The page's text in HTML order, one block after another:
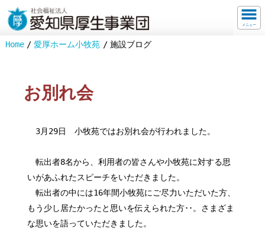
メニュー
Home 愛厚ホーム小牧苑 施設ブログ
お別れ会
3月29日 小牧苑ではお別れ会が行われました。
転出者8名から、利用者の皆さんや小牧苑に対する思
いがあふれたスピーチをいただきました。
転出者の中には16年間小牧苑にご尽力いただいた方、
もう少し居たかったと思いを伝えられた方･･。さまざま
な思いを語っていただきました。